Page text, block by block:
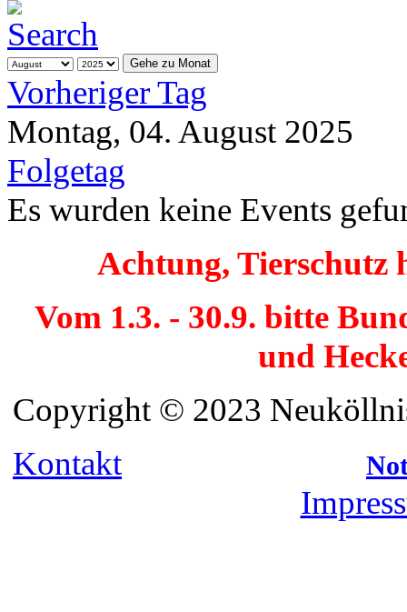
Gehe zu Monat
Vorheriger Tag
Montag, 04. August 2025
Folgetag
Es wurden keine Events
Achtung, Tierschutz
Vom 1.3. - 30.9. bitte
und
Copyright © 2023
Kontakt